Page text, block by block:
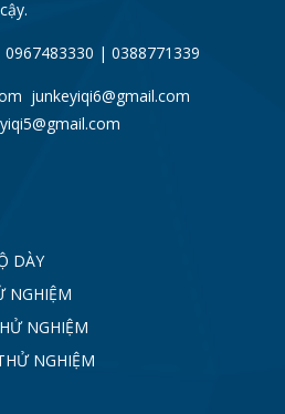
| 0388771339
junkeyiqi6@gmail.com
DÀY
NGHIỆM
NGHIỆM
NGHIỆM